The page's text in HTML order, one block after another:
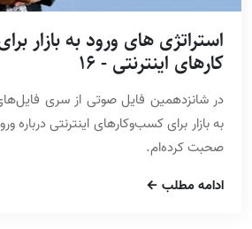
استراتژی های ورود به بازار
کارهای اینترنتی - 16
در شانزدهمین فایل صوتی از سری
صحبت کرده‌ام.
ادامه مطلب